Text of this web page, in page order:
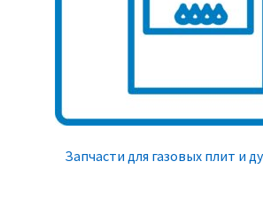
Запчасти для газовых плит и